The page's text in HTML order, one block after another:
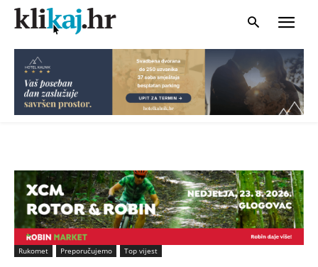
Rukomet Preporučujemo Top vijest